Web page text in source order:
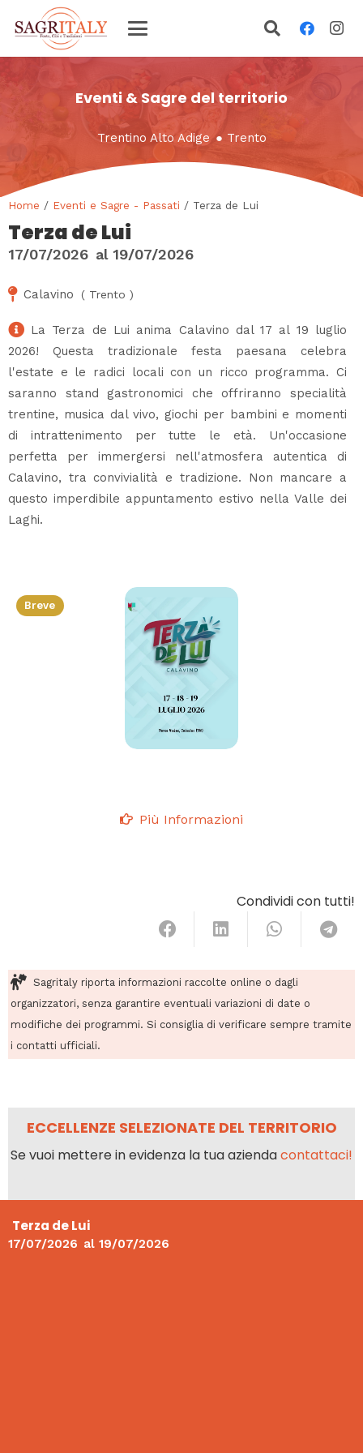
Eventi & Sagre del territorio
Trentino Alto Adige ● Trento
Home / Eventi e Sagre - Passati / Terza de Lui
Terza de Lui
17/07/2026 al 19/07/2026
Calavino ( Trento )
La Terza de Lui anima Calavino dal 17 al 19 luglio
2026! Questa tradizionale festa paesana celebra
l'estate e le radici locali con un ricco programma. Ci
saranno stand gastronomici che offriranno specialità
trentine, musica dal vivo, giochi per bambini e momenti
di intrattenimento per tutte le età. Un'occasione
perfetta per immergersi nell'atmosfera autentica di
Calavino, tra convivialità e tradizione. Non mancare a
questo imperdibile appuntamento estivo nella Valle dei
Laghi.
Breve
Più Informazioni
Condividi con tutti!
Sagritaly riporta informazioni raccolte online o dagli
organizzatori, senza garantire eventuali variazioni di date o
modifiche dei programmi. Si consiglia di verificare sempre tramite
i contatti ufficiali.
ECCELLENZE SELEZIONATE DEL TERRITORIO
Se vuoi mettere in evidenza la tua aziendacontattaci!
Terza de Lui
17/07/2026 al 19/07/2026